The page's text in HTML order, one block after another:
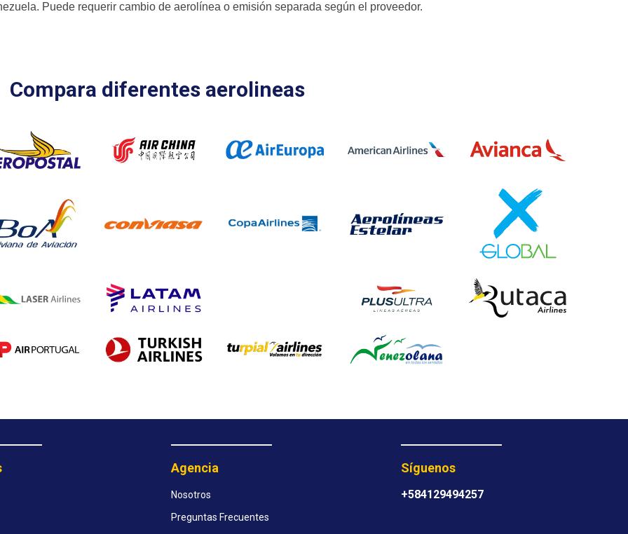
Puede requerir cambio de aerolínea o emisión separada según el proveedor.
Compara diferentes aerolineas
Agencia
Nosotros
Preguntas Frecuentes
Síguenos
+584129494257